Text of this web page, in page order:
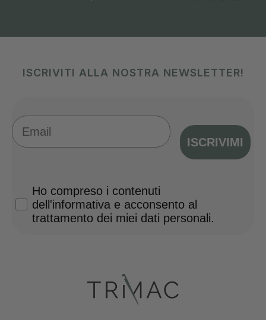
ISCRIVITI ALLA NOSTRA NEWSLETTER!
Email
ISCRIVIMI
Privacy Policy
Ho compreso i contenuti
dell'informativa e acconsento al
trattamento dei miei dati personali.